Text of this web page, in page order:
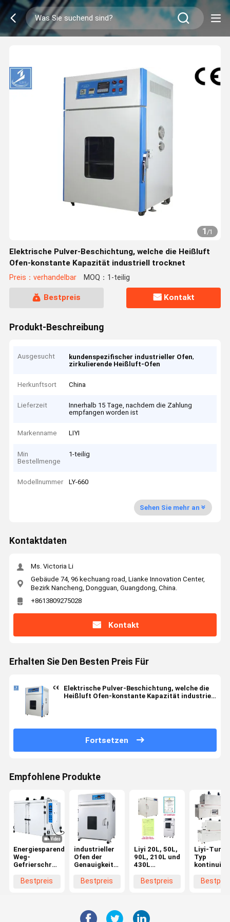
1/1
Elektrische Pulver-Beschichtung, welche die Heißluft
Ofen-konstante Kapazität industriell trocknet
Preis：verhandelbar MOQ：1-teilig
Bestpreis Kontakt
Produkt-Beschreibung
Ausgesucht kundenspezifischer industrieller Ofen,
zirkulierende Heißluft-Ofen
Herkunftsort China
Lieferzeit
Innerhalb 15 Tage, nachdem die Zahlung
empfangen worden ist
Markenname LIYI
Min
Bestellmenge
1-teilig
Modellnummer LY-660
Sehen Sie mehr an
Kontaktdaten
Ms. Victoria Li
Gebäude 74, 96 kechuang road, Lianke Innovation Center,
Bezirk Nancheng, Dongguan, Guangdong, China.
+8613809275028
Kontakt
Erhalten Sie Den Besten Preis Für
Elektrische Pulver-Beschichtung, welche die
Heißluft Ofen-konstante Kapazität industriell
Fortsetzen
Empfohlene Produkte
Energiesparende
Weg-
Gefrierschrank-
Temperatur
Bestpreis
industrieller
Ofen der
Genauigkeits-
Übertemperatur-
Bestpreis
Liyi 20L, 50L,
90L, 210L und
430L
Labor
Vakuumpumpe
Preis
Bestpreis
Liyi-
Typ
Trockner